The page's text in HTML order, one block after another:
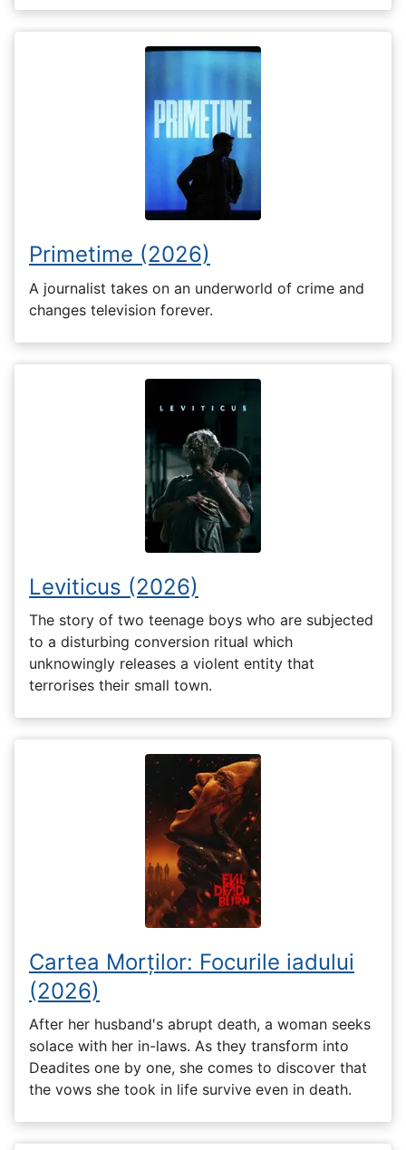
Primetime (2026)
A journalist takes on an underworld of crime and
changes television forever.
Leviticus (2026)
The story of two teenage boys who are subjected
to a disturbing conversion ritual which
unknowingly releases a violent entity that
terrorises their small town.
Cartea Morților: Focurile iadului
(2026)
After her husband's abrupt death, a woman seeks
solace with her in-laws. As they transform into
Deadites one by one, she comes to discover that
the vows she took in life survive even in death.